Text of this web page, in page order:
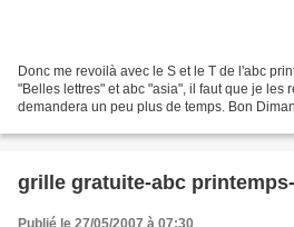
Donc me revoilà avec le S et le T de l'abc
"Belles lettres" et abc "asia", il faut que je les
demandera un peu plus de temps. Bon
grille gratuite-abc
Publié le 27/05/2007 à 07:30